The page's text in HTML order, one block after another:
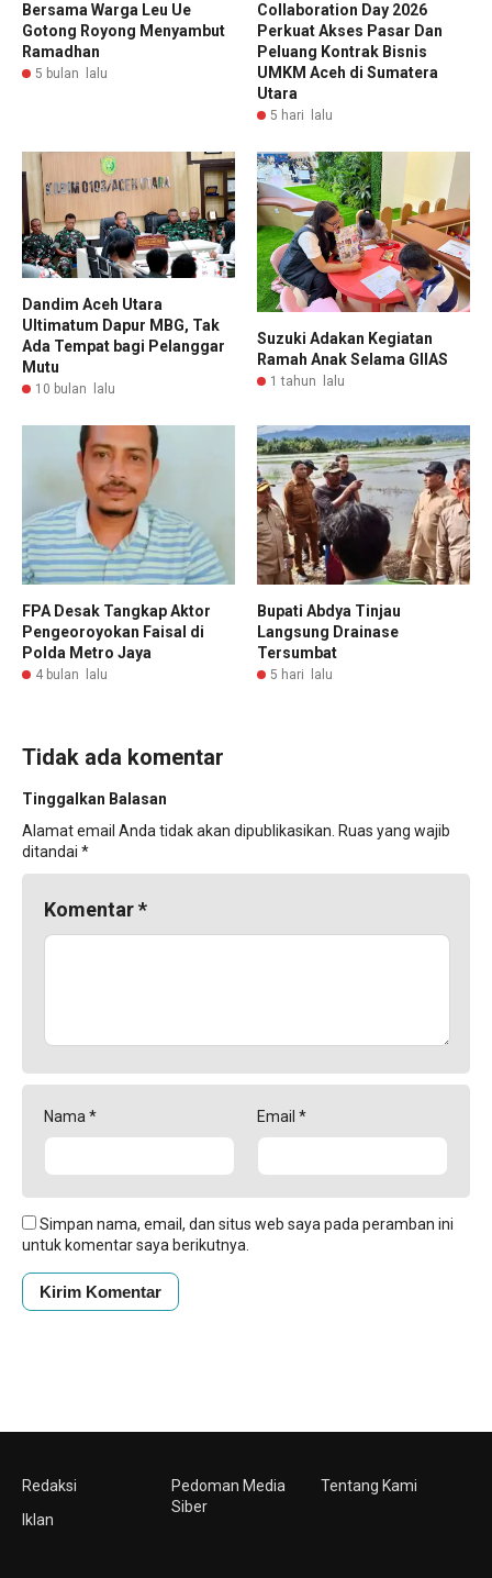
Bersama Warga Leu Ue
Gotong Royong Menyambut
Ramadhan
5 bulan lalu
Collaboration Day 2026
Perkuat Akses Pasar Dan
Peluang Kontrak Bisnis
UMKM Aceh di Sumatera
Utara
5 hari lalu
Dandim Aceh Utara
Ultimatum Dapur MBG, Tak
Ada Tempat bagi Pelanggar
Mutu
10 bulan lalu
Suzuki Adakan Kegiatan
Ramah Anak Selama GIIAS
1 tahun lalu
FPA Desak Tangkap Aktor
Pengeoroyokan Faisal di
Polda Metro Jaya
4 bulan lalu
Bupati Abdya Tinjau
Langsung Drainase
Tersumbat
5 hari lalu
Tidak ada komentar
Tinggalkan Balasan
Alamat email Anda tidak akan dipublikasikan. Ruas yang wajib
ditandai *
Komentar*
Nama * Email *
Simpan nama, email, dan situs web saya pada peramban ini
untuk komentar saya berikutnya.
Redaksi
Iklan
Pedoman Media
Siber
Tentang Kami